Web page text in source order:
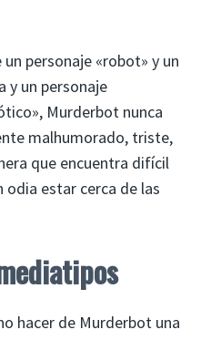
personaje «robot» y un
y un personaje
Murderbot nunca
malhumorado, triste,
que encuentra difícil
estar cerca de las
hacer de Murderbot una